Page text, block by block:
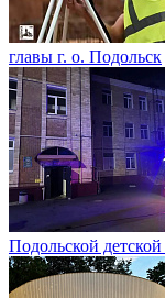
главы г. о. Подольск
Подольской